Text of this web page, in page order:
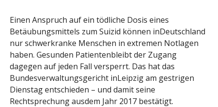
Einen Anspruch auf ein tödliche Dosis eines
Betäubungsmittels zum Suizid können inDeutschland
nur schwerkranke Menschen in extremen Notlagen
haben. Gesunden Patientenbleibt der Zugang
dagegen auf jeden Fall versperrt. Das hat das
Bundesverwaltungsgericht inLeipzig am gestrigen
Dienstag entschieden – und damit seine
Rechtsprechung ausdem Jahr 2017 bestätigt.